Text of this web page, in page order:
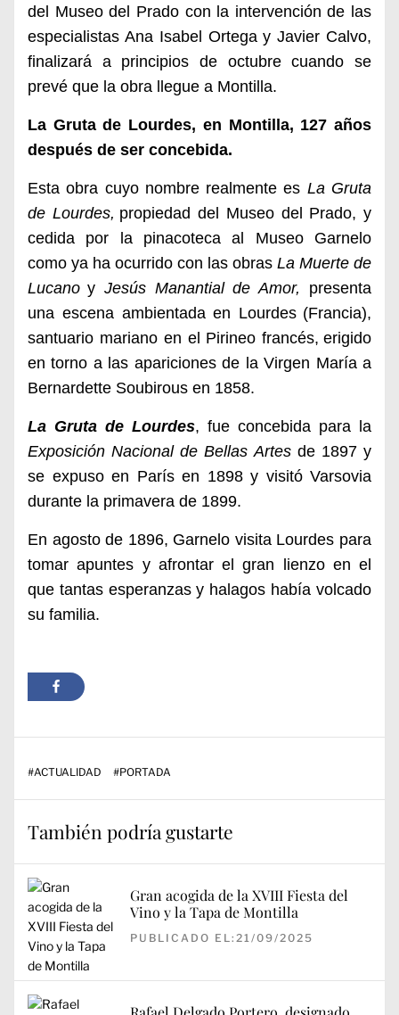
del Museo del Prado con la intervención de las
especialistas Ana Isabel Ortega y Javier Calvo,
finalizará a principios de octubre cuando se
prevé que la obra llegue a Montilla.
La Gruta de Lourdes, en Montilla, 127 años
después de ser concebida.
Esta obra cuyo nombre realmente es La Gruta
de Lourdes, propiedad del Museo del Prado, y
cedida por la pinacoteca al Museo Garnelo
como ya ha ocurrido con las obras La Muerte de
Lucano y Jesús Manantial de Amor, presenta
una escena ambientada en Lourdes (Francia),
santuario mariano en el Pirineo francés, erigido
en torno a las apariciones de la Virgen María a
Bernardette Soubirous en 1858.
La Gruta de Lourdes, fue concebida para la
Exposición Nacional de Bellas Artesde 1897 y
se expuso en París en 1898 y visitó Varsovia
durante la primavera de 1899.
En agosto de 1896, Garnelo visita Lourdes para
tomar apuntes y afrontar el gran lienzo en el
que tantas esperanzas y halagos había volcado
su familia.
#ACTUALIDAD #PORTADA
También podría gustarte
Gran acogida de la XVIII Fiesta del
Vino y la Tapa de Montilla
PUBLICADO EL:21/09/2025